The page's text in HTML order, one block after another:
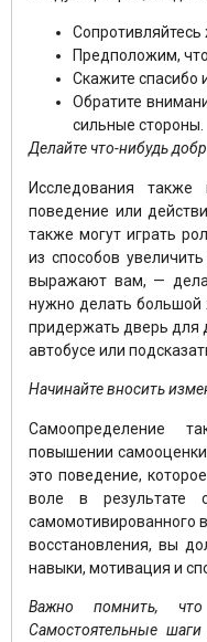
Предположим,
Скажите спасибо
Обратите
сильные стороны.
Делайте что-нибудь
Исследования также
поведение или
также могут играть
из способов
выражают вам, —
нужно делать большой
придержать дверь для
автобусе или
Начинайте вносить
Самоопределение
повышении
это поведение,
воле в результате
самомотивированного
восстановления, вы
навыки, мотивация и
Важно помнить, что
Самостоятельные